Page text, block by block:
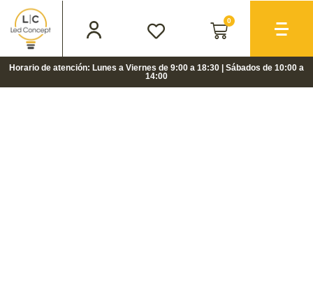
0
Horario de atención: Lunes a Viernes de 9:00 a 18:30 | Sábados de 10:00 a
14:00